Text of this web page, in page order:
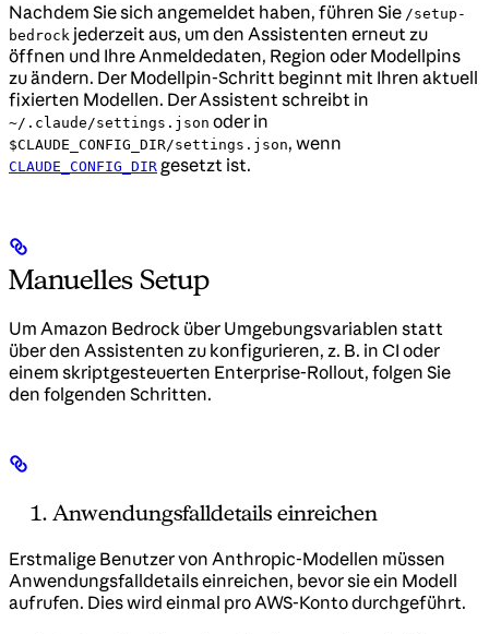
Nachdem Sie sich angemeldet haben, führen Sie /setup-
bedrock jederzeit aus, um den Assistenten erneut zu
öffnen und Ihre Anmeldedaten, Region oder Modellpins
zu ändern. Der Modellpin-Schritt beginnt mit Ihren aktuell
fixierten Modellen. Der Assistent schreibt in
~/.claude/settings.json oder in
$CLAUDE_CONFIG_DIR/settings.json, wenn
CLAUDE_CONFIG_DIR gesetzt ist.
Manuelles Setup
Um Amazon Bedrock über Umgebungsvariablen statt
über den Assistenten zu konfigurieren, z. B. in CI oder
einem skriptgesteuerten Enterprise-Rollout, folgen Sie
den folgenden Schritten.
Anwendungsfalldetails einreichen
Erstmalige Benutzer von Anthropic-Modellen müssen
Anwendungsfalldetails einreichen, bevor sie ein Modell
aufrufen. Dies wird einmal pro AWS-Konto durchgeführt.